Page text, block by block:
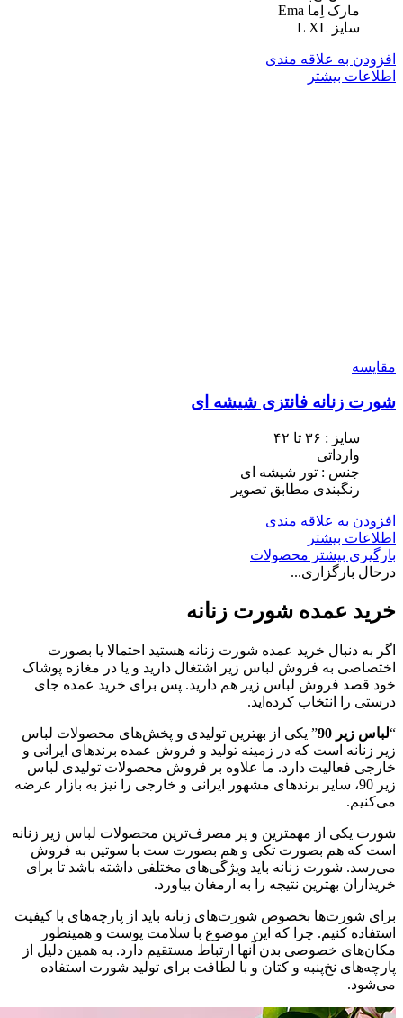
مارک اِما Ema
سایز L XL
افزودن به علاقه مندی
اطلاعات بیشتر
مقایسه
شورت زنانه فانتزی شیشه ای
سایز : ٣۶ تا ۴٢
وارداتی
جنس : تور شیشه ای
رنگبندی مطابق تصویر
افزودن به علاقه مندی
اطلاعات بیشتر
بارگیری بیشتر محصولات
درحال بارگزاری...
خرید عمده شورت زنانه
اگر به دنبال خرید عمده شورت زنانه هستید احتمالا یا بصورت
اختصاصی به فروش لباس زیر اشتغال دارید و یا در مغازه پوشاک
خود قصد فروش لباس زیر هم دارید. پس برای خرید عمده جای
درستی را انتخاب کرده‌اید.
“لباس زیر 90
” یکی از بهترین تولیدی و پخش‌های محصولات لباس
زیر زنانه است که در زمینه تولید و فروش عمده برندهای ایرانی و
خارجی فعالیت دارد. ما علاوه بر فروش محصولات تولیدی لباس
زیر 90، سایر برندهای مشهور ایرانی و خارجی را نیز به بازار عرضه
می‌کنیم.
شورت یکی از مهمترین و پر مصرف‌ترین محصولات لباس زیر زنانه
است که هم بصورت تکی و هم بصورت ست با سوتین به فروش
می‌رسد. شورت زنانه باید ویژگی‌های مختلفی داشته باشد تا برای
خریداران بهترین نتیجه را به ارمغان بیاورد.
برای شورت‌ها بخصوص شورت‌های زنانه باید از پارچه‌های با کیفیت
استفاده کنیم. چرا که این موضوع با سلامت پوست و همینطور
مکان‌های خصوصی بدن آنها ارتباط مستقیم دارد. به همین دلیل از
پارچه‌های نخ‌پنبه و کتان و با لطافت برای تولید شورت استفاده
می‌شود.